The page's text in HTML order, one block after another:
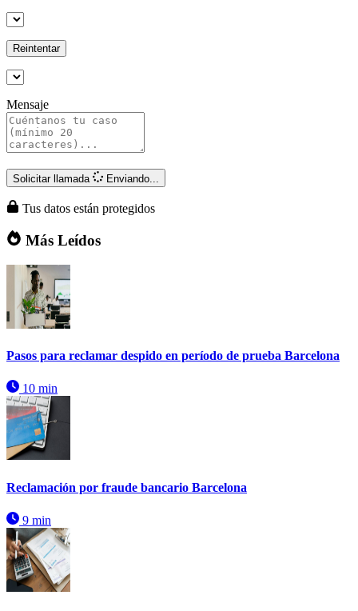
Reintentar
Mensaje
Solicitar llamada Enviando...
Tus datos están protegidos
Más Leídos
Pasos para reclamar despido en período de prueba Barcelona
10 min
Reclamación por fraude bancario Barcelona
9 min